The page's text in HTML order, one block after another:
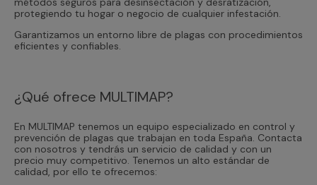
protegiendo tu hogar o negocio de cualquier infestación.
Garantizamos un entorno libre de plagas con procedimientos
eficientes y confiables.
¿Qué ofrece MULTIMAP?
En MULTIMAP tenemos un equipo especializado en control y
prevención de plagas que trabajan en toda España. Contacta
con nosotros y tendrás un servicio de calidad y con un
precio muy competitivo. Tenemos un alto estándar de
calidad, por ello te ofrecemos: